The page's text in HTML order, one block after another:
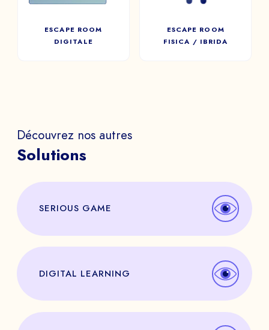
ESCAPE ROOM
DIGITALE
ESCAPE ROOM
FISICA / IBRIDA
Découvrez nos autres
Solutions
SERIOUS GAME
DIGITAL LEARNING